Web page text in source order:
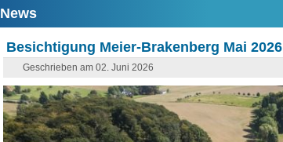
News
Besichtigung Meier-Brakenberg Mai 2026
Geschrieben am 02. Juni 2026